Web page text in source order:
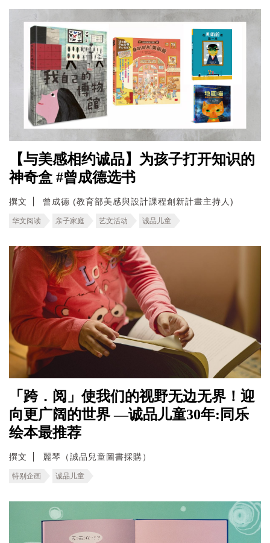
【与美感相约诚品】为孩子打开知识的
神奇盒 #曾成德选书
撰文 曾成德 (教育部美感與設計課程創新計畫主持人)
华文阅读 亲子家庭 艺文活动 诚品儿童
「跨．阅」使我们的视野无边无界！迎
向更广阔的世界 —诚品儿童30年:同乐
绘本最推荐
撰文 麗琴（誠品兒童圖書採購）
特别企画 诚品儿童